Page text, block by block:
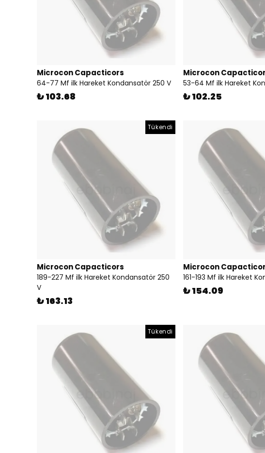
Microcon Capacticors
64-77 Mf ilk Hareket Kondansatör 250 V
₺ 103.68
Microcon
53-64 Mf ilk Hareket
₺ 102.25
Tükendi
Microcon Capacticors
189-227 Mf ilk Hareket Kondansatör 250
V
₺ 163.13
Microcon
161-193 Mf ilk Hareket
₺ 154.09
Tükendi